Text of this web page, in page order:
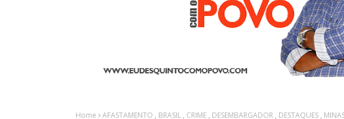
Home AFASTAMENTO , BRASIL , CRIME , DESEMBARGADOR , DESTAQUES ,